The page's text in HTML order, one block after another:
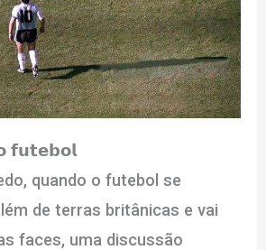
𝗳𝘂𝘁𝗲𝗯𝗼𝗹
quando o futebol se
de terras britânicas e vai
faces, uma discussão